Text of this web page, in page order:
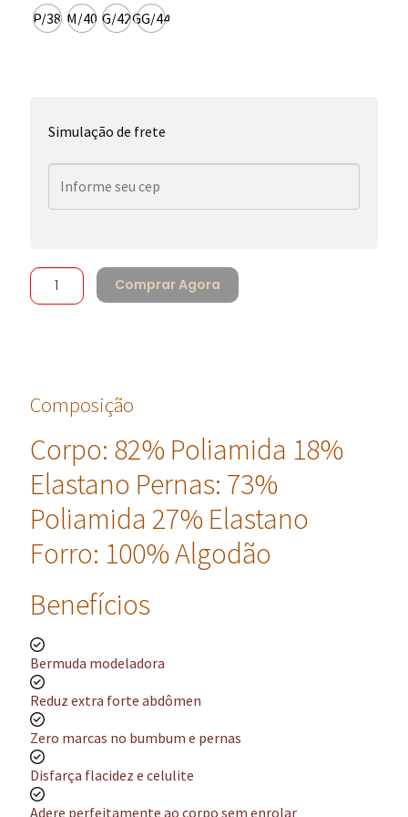
P/38 M/40 G/42GG/44
Simulação de frete
Comprar Agora
Composição
Corpo: 82% Poliamida 18%
Elastano Pernas: 73%
Poliamida 27% Elastano
Forro: 100% Algodão
Benefícios
Bermuda modeladora
Reduz extra forte abdômen
Zero marcas no bumbum e pernas
Disfarça flacidez e celulite
Adere perfeitamente ao corpo sem enrolar